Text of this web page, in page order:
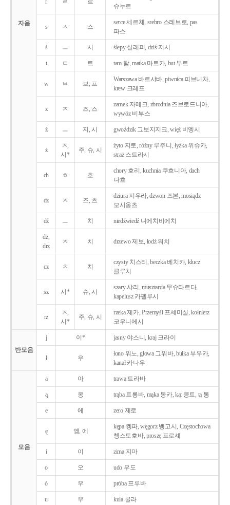
자음
r ㄹ 르
슈누르
s ㅅ 스
serce 세르체, srebro 스레브로, pas
파스
ś ㅡ 시 ślepy 실레피, dziś 지시
t ㅌ 트 tam 탐, matka 마트카, but 부트
w ㅂ 브, 프
Warszawa 바르샤바, piwnica 피브니차,
krew 크레프
z ㅈ 즈, 스
zamek 자메크, zbrodnia 즈브로드니아,
wywóz 비부스
ź ㅡ 지, 시 gwoździk 그보지지크, więź 비엥시
ż
ㅈ,
시*
주, 슈, 시
żyto 지토, różny 루주니, łyżka 위슈카,
straż 스트라시
ch ㅎ 흐
chory 호리, kuchnia 쿠흐니아, dach
다흐
dz ㅈ 즈, 츠
dziura 지우라, dzwon 즈본, mosiądz
모시옹츠
dź ㅡ 치 niedźwiedź 니에치비에치
dż,
drz
ㅈ 치 drzewo 제보, łodż 워치
cz ㅊ 치
czysty 치스티, beczka 베치카, klucz
클루치
sz 시* 슈, 시
szary 샤리, musztarda 무슈타르다,
kapelusz 카펠루시
rz
ㅈ,
시*
주, 슈, 시
rzeka 제카, Przemyśl 프셰미실, kołnierz
코우니에시
반모음
j 이* jasny 야스니, kraj 크라이
ł 우
łono 워노, głowa 그워바, bułka 부우카,
kanał 카나우
모음
a 아 trawa 트라바
ą̨ 옹 trąba 트롱바, mąka 몽카, kąt 콩트, tą 통
e 에 zero 제로
ę 엥, 에
kępa 켕파, węgorz 벵고시, Częstochowa
쳉스토호바, proszę 프로셰
i 이 zima 지마
o 오 udo 우도
ó 우 próba 프루바
u 우 kula 쿨라